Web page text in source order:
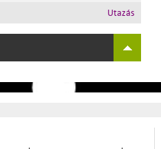
Utazás